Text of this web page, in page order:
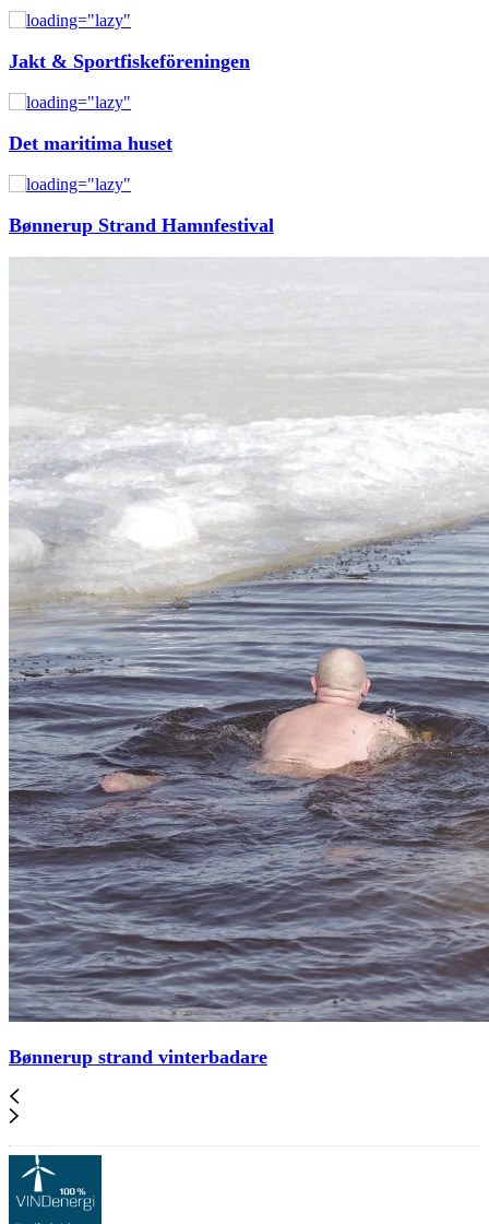
Jakt & Sportfiskeföreningen
Det maritima huset
Bønnerup Strand Hamnfestival
Bønnerup strand vinterbadare